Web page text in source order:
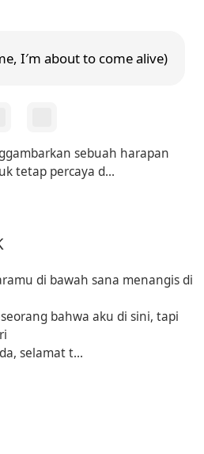
I′m about to come alive)
sebuah harapan
tetap percaya d...
di bawah sana menangis di
bahwa aku di sini, tapi
selamat t...